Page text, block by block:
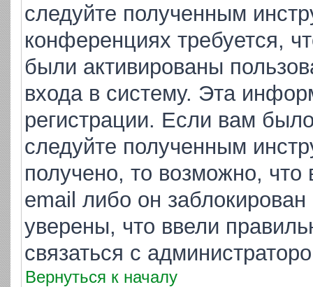
следуйте полученным
конференциях требуется,
были активированы
входа в систему. Эта
регистрации. Если вам
следуйте полученным
получено, то возможно,
email либо он
уверены, что ввели
связаться с
Вернуться к началу